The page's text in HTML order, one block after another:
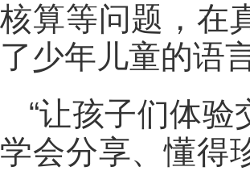
核算等问题，在
了少年儿童的语
“让孩子们体
学会分享、懂得